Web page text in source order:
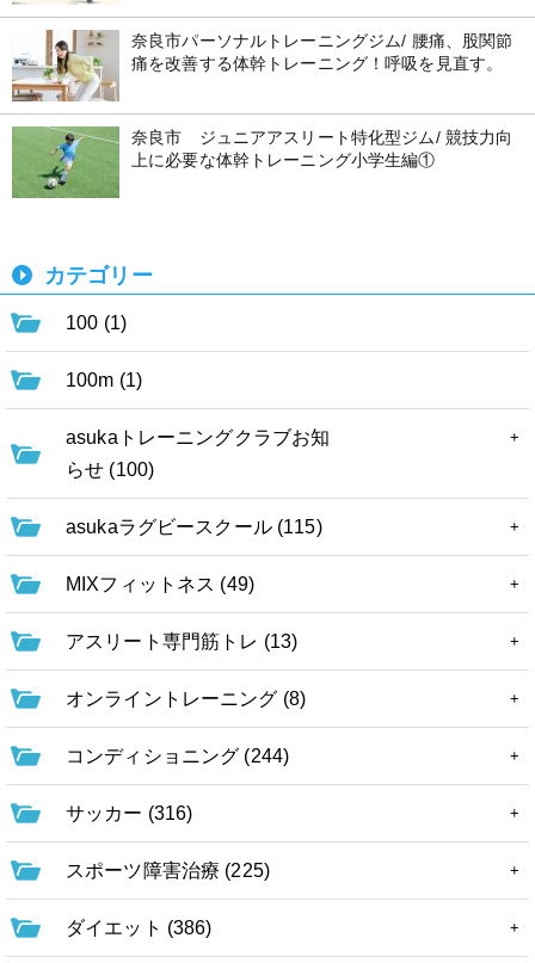
奈良市パーソナルトレーニングジム/ 腰痛、股関節
痛を改善する体幹トレーニング！呼吸を見直す。
奈良市 ジュニアアスリート特化型ジム/ 競技力向
上に必要な体幹トレーニング小学生編①
カテゴリー
100 (1)
100m (1)
asukaトレーニングクラブお知
らせ (100)
asukaラグビースクール (115)
MIXフィットネス (49)
アスリート専門筋トレ (13)
オンライントレーニング (8)
コンディショニング (244)
サッカー (316)
スポーツ障害治療 (225)
ダイエット (386)